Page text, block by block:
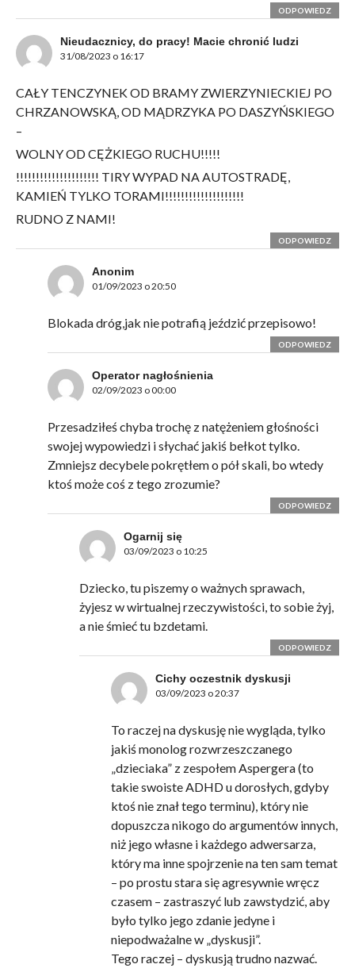
ODPOWIEDZ
Nieudacznicy, do pracy! Macie chronić ludzi
31/08/2023 o 16:17
CAŁY TENCZYNEK OD BRAMY ZWIERZYNIECKIEJ PO
CHRZANOWSKĄ, OD MĄDRZYKA PO DASZYŃSKIEGO
–
WOLNY OD CĘŻKIEGO RUCHU!!!!!
!!!!!!!!!!!!!!!!!!!!! TIRY WYPAD NA AUTOSTRADĘ,
KAMIEŃ TYLKO TORAMI!!!!!!!!!!!!!!!!!!!!
RUDNO Z NAMI!
ODPOWIEDZ
Anonim
01/09/2023 o 20:50
Blokada dróg,jak nie potrafią jeździć przepisowo!
ODPOWIEDZ
Operator nagłośnienia
02/09/2023 o 00:00
Przesadziłeś chyba trochę z natężeniem głośności
swojej wypowiedzi i słychać jakiś bełkot tylko.
Zmniejsz decybele pokrętłem o pół skali, bo wtedy
ktoś może coś z tego zrozumie?
ODPOWIEDZ
Ogarnij się
03/09/2023 o 10:25
Dziecko, tu piszemy o ważnych sprawach,
żyjesz w wirtualnej rzeczywistości, to sobie żyj,
a nie śmieć tu bzdetami.
ODPOWIEDZ
Cichy oczestnik dyskusji
03/09/2023 o 20:37
To raczej na dyskusję nie wygląda, tylko
jakiś monolog rozwrzeszczanego
„dzieciaka” z zespołem Aspergera (to
takie swoiste ADHD u dorosłych, gdyby
ktoś nie znał tego terminu), który nie
dopuszcza nikogo do argumentów innych,
niż jego własne i każdego adwersarza,
który ma inne spojrzenie na ten sam temat
– po prostu stara się agresywnie wręcz
czasem – zastraszyć lub zawstydzić, aby
było tylko jego zdanie jedyne i
niepodważalne w „dyskusji”.
Tego raczej – dyskusją trudno nazwać.